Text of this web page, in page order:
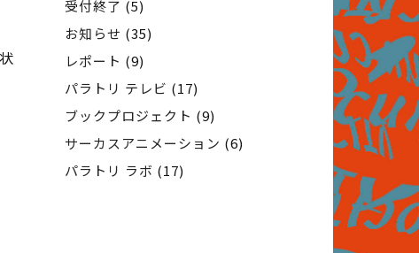
受付終了 (5)
お知らせ (35)
レポート (9)
パラトリ テレビ (17)
ブックプロジェクト (9)
サーカスアニメーション (6)
パラトリ ラボ (17)